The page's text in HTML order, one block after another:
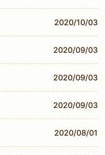
2020/10/03
2020/09/03
2020/09/03
2020/09/03
2020/08/01